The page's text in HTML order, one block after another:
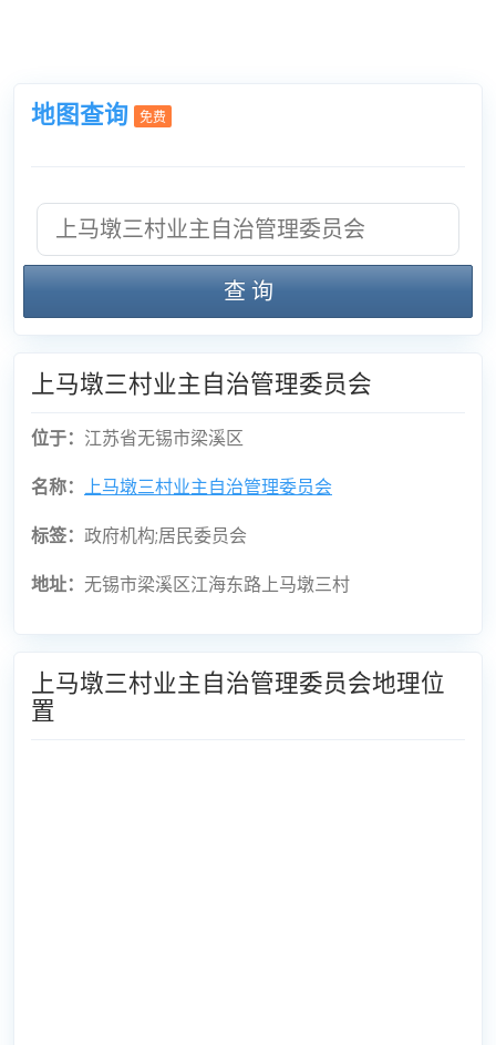
地图查询 免费
查 询
上马墩三村业主自治管理委员会
位于： 江苏省无锡市梁溪区
名称： 上马墩三村业主自治管理委员会
标签： 政府机构;居民委员会
地址： 无锡市梁溪区江海东路上马墩三村
上马墩三村业主自治管理委员会地理位
置